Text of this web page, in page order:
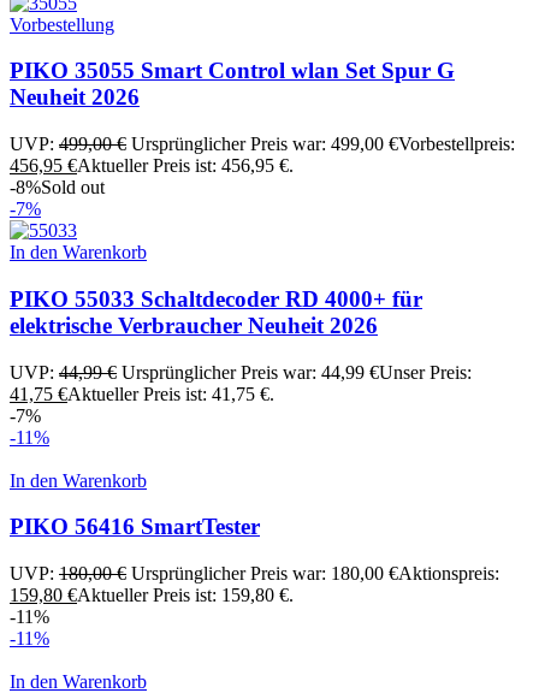
Vorbestellung
PIKO 35055 Smart Control wlan Set Spur G
Neuheit 2026
UVP: 499,00€ Ursprünglicher Preis war: 499,00 €Vorbestellpreis:
456,95 €Aktueller Preis ist: 456,95 €.
-8%Sold out
-7%
In den Warenkorb
PIKO 55033 Schaltdecoder RD 4000+ für
elektrische Verbraucher Neuheit 2026
UVP: 44,99€ Ursprünglicher Preis war: 44,99 €Unser Preis:
41,75 €Aktueller Preis ist: 41,75 €.
-7%
-11%
In den Warenkorb
PIKO 56416 SmartTester
UVP: 180,00€ Ursprünglicher Preis war: 180,00 €Aktionspreis:
159,80 €Aktueller Preis ist: 159,80 €.
-11%
-11%
In den Warenkorb